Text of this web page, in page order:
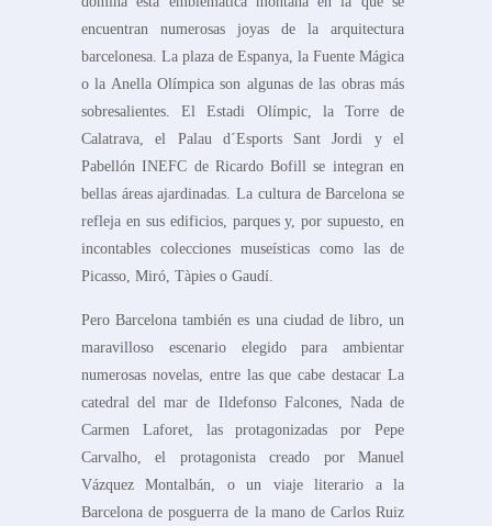
encuentran numerosas joyas de la arquitectura
barcelonesa. La plaza de Espanya, la Fuente Mágica
o la Anella Olímpica son algunas de las obras más
sobresalientes. El Estadi Olímpic, la Torre de
Calatrava, el Palau d´Esports Sant Jordi y el
Pabellón INEFC de Ricardo Bofill se integran en
bellas áreas ajardinadas. La cultura de Barcelona se
refleja en sus edificios, parques y, por supuesto, en
incontables colecciones museísticas como las de
Picasso, Miró, Tàpies o Gaudí.
Pero Barcelona también es una ciudad de libro, un
maravilloso escenario elegido para ambientar
numerosas novelas, entre las que cabe destacar La
catedral del mar de Ildefonso Falcones, Nada de
Carmen Laforet, las protagonizadas por Pepe
Carvalho, el protagonista creado por Manuel
Vázquez Montalbán, o un viaje literario a la
Barcelona de posguerra de la mano de Carlos Ruiz